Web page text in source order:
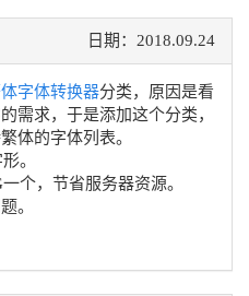
日期：2018.09.24
字体转换器分类，原因是看
需求，于是添加这个分类，
体的字体列表。
。
个，节省服务器资源。
。